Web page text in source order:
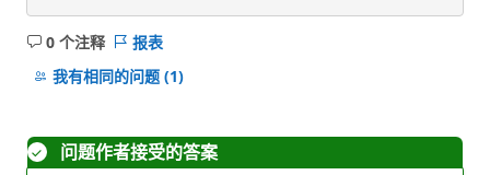
0 个注释
无
注
报表
我有相同的问题 (1)
问题作者接受的答案